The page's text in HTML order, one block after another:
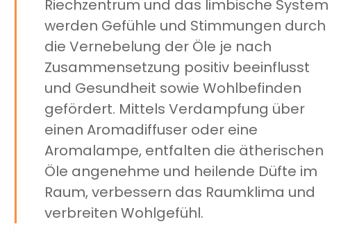
Riechzentrum und das limbische System
werden Gefühle und Stimmungen durch
die Vernebelung der Öle je nach
Zusammensetzung positiv beeinflusst
und Gesundheit sowie Wohlbefinden
gefördert. Mittels Verdampfung über
einen Aromadiffuser oder eine
Aromalampe, entfalten die ätherischen
Öle angenehme und heilende Düfte im
Raum, verbessern das Raumklima und
verbreiten Wohlgefühl.